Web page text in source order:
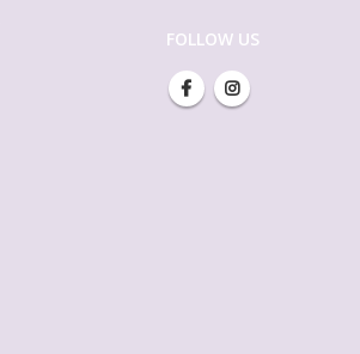
FOLLOW US